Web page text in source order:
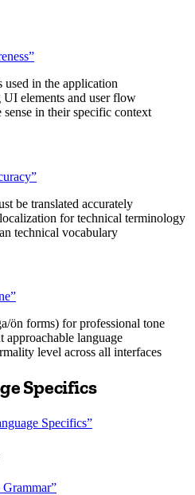
in the application
elements and user flow
sense in their specific context
be translated accurately
for technical terminology
technical vocabulary
ön forms) for professional tone
approachable language
level across all interfaces
Specifics
Specifics”